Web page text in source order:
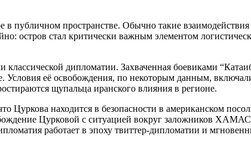
в публичном пространстве. Обычно такие
остров стал критически важным элементом
дипломатии. Захваченная боевиками
Условия её освобождения, по некоторым данным,
щупальца иранского влияния в регионе.
Цуркова находится в безопасности в американском
Цурковой с ситуацией вокруг заложников
работает в эпоху твиттер-дипломатии и